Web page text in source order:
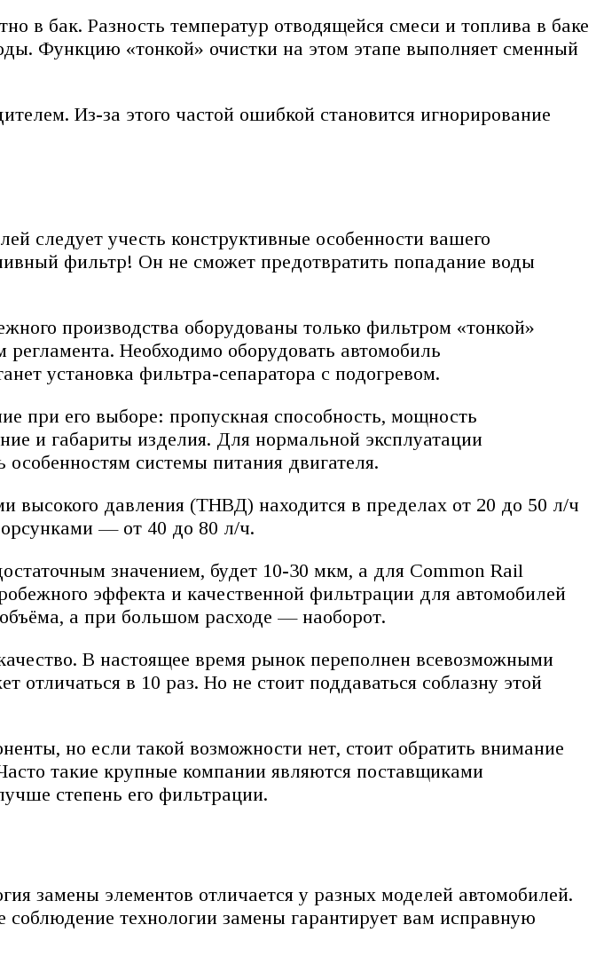
в бак. Разность температур отводящейся смеси и топлива в баке
Функцию «тонкой» очистки на этом этапе выполняет сменный
Из-за этого частой ошибкой становится игнорирование
следует учесть конструктивные особенности вашего
фильтр! Он не сможет предотвратить попадание воды
производства оборудованы только фильтром «тонкой»
Необходимо оборудовать автомобиль
установка фильтра-сепаратора с подогревом.
при его выборе: пропускная способность, мощность
и габариты изделия. Для нормальной эксплуатации
системы питания двигателя.
высокого давления (ТНВД) находится в пределах от 20 до 50 л/ч
— от 40 до 80 л/ч.
значением, будет 10-30 мкм, а для Common Rail
эффекта и качественной фильтрации для автомобилей
а при большом расходе — наоборот.
В настоящее время рынок переполнен всевозможными
в 10 раз. Но не стоит поддаваться соблазну этой
но если такой возможности нет, стоит обратить внимание
такие крупные компании являются поставщиками
степень его фильтрации.
замены элементов отличается у разных моделей автомобилей.
технологии замены гарантирует вам исправную